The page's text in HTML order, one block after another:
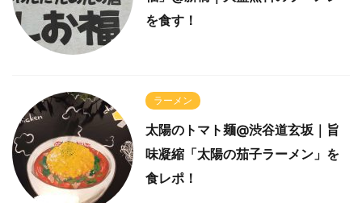
を食す！
ラーメン
太陽のトマト麺@渋谷道玄坂｜旨
味凝縮「太陽の茄子ラーメン」を
食レポ！